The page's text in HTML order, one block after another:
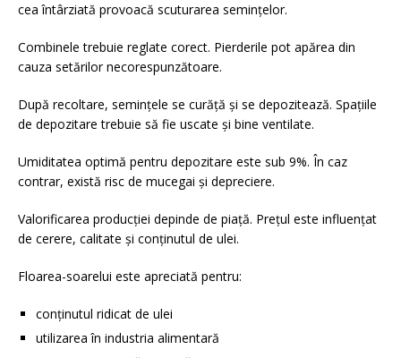
cea întârziată provoacă scuturarea semințelor.
Combinele trebuie reglate corect. Pierderile pot apărea din
cauza setărilor necorespunzătoare.
După recoltare, semințele se curăță și se depozitează. Spațiile
de depozitare trebuie să fie uscate și bine ventilate.
Umiditatea optimă pentru depozitare este sub 9%. În caz
contrar, există risc de mucegai și depreciere.
Valorificarea producției depinde de piață. Prețul este influențat
de cerere, calitate și conținutul de ulei.
Floarea-soarelui este apreciată pentru:
conținutul ridicat de ulei
utilizarea în industria alimentară